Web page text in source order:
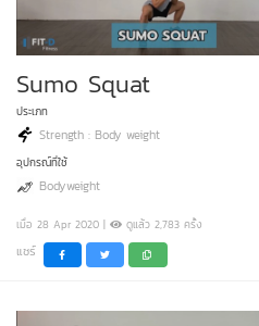
Sumo Squat
ประเภท
Strength : Body weight
อุปกรณ์ที่ใช้
Bodyweight
เมื่อ 28 Apr 2020 | ดูแล้ว 2,783 ครั้ง
แชร์